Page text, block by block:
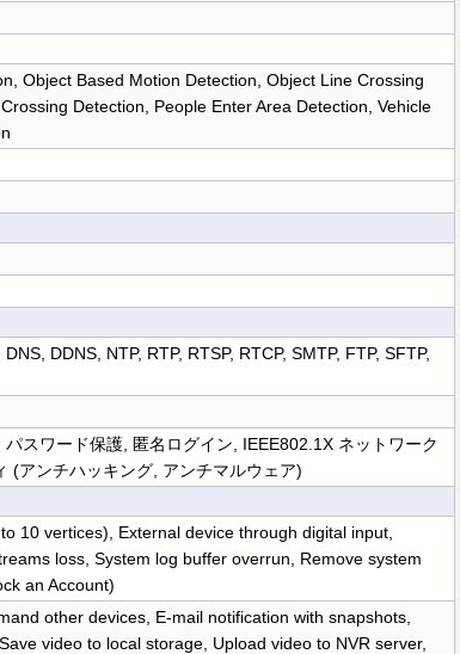
Object Based Motion Detection, Object Line Crossing
Detection, People Enter Area Detection, Vehicle
DDNS, NTP, RTP, RTSP, RTCP, SMTP, FTP, SFTP,
スワード保護, 匿名ログイン, IEEE802.1X ネットワーク
(アンチハッキング, アンチマルウェア)
10 vertices), External device through digital input,
loss, System log buffer overrun, Remove system
an Account)
other devices, E-mail notification with snapshots,
video to local storage, Upload video to NVR server,